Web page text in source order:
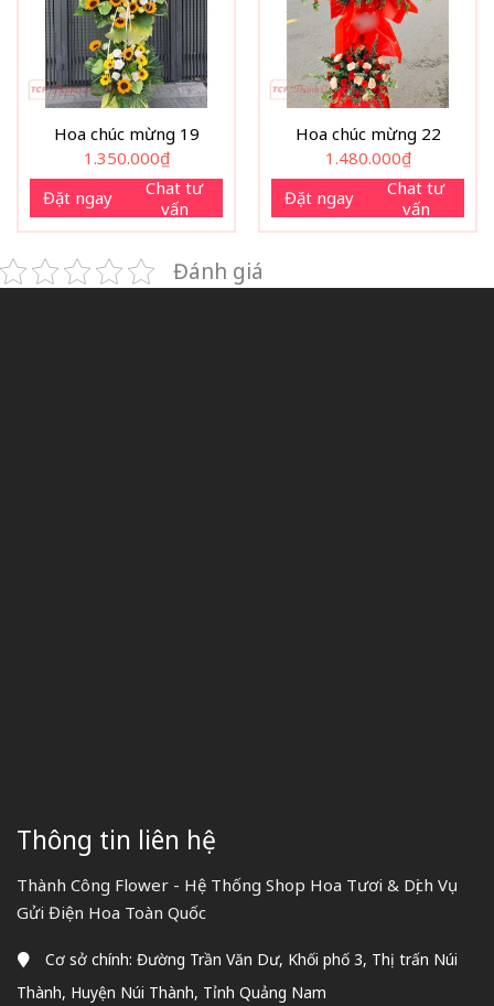
Hoa chúc mừng 19
1.350.000₫
Đặt ngay
Chat tư
vấn
Hoa chúc mừng 22
1.480.000₫
Đặt ngay
Chat tư
vấn
Đánh giá
Thông tin liên hệ
Thành Công Flower - Hệ Thống Shop Hoa Tươi & Dịch Vụ
Gửi Điện Hoa Toàn Quốc
Cơ sở chính: Đường Trần Văn Dư, Khối phố 3, Thị trấn Núi
Thành, Huyện Núi Thành, Tỉnh Quảng Nam